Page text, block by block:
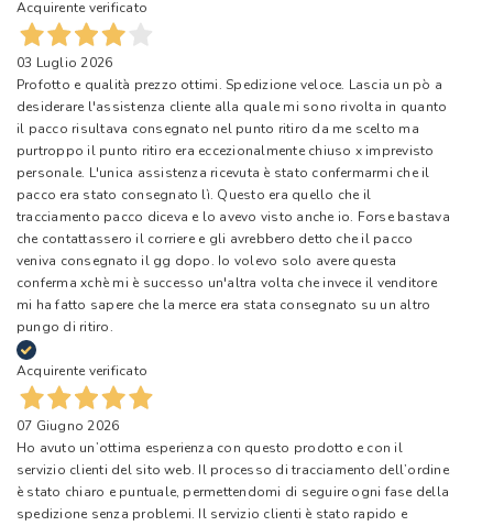
Acquirente verificato
03 Luglio 2026
Profotto e qualità prezzo ottimi. Spedizione veloce. Lascia un pò a
desiderare l'assistenza cliente alla quale mi sono rivolta in quanto
il pacco risultava consegnato nel punto ritiro da me scelto ma
purtroppo il punto ritiro era eccezionalmente chiuso x imprevisto
personale. L'unica assistenza ricevuta è stato confermarmi che il
pacco era stato consegnato lì. Questo era quello che il
tracciamento pacco diceva e lo avevo visto anche io. Forse bastava
che contattassero il corriere e gli avrebbero detto che il pacco
veniva consegnato il gg dopo. Io volevo solo avere questa
conferma xchè mi è successo un'altra volta che invece il venditore
mi ha fatto sapere che la merce era stata consegnato su un altro
pungo di ritiro.
Acquirente verificato
07 Giugno 2026
Ho avuto un’ottima esperienza con questo prodotto e con il
servizio clienti del sito web. Il processo di tracciamento dell’ordine
è stato chiaro e puntuale, permettendomi di seguire ogni fase della
spedizione senza problemi. Il servizio clienti è stato rapido e